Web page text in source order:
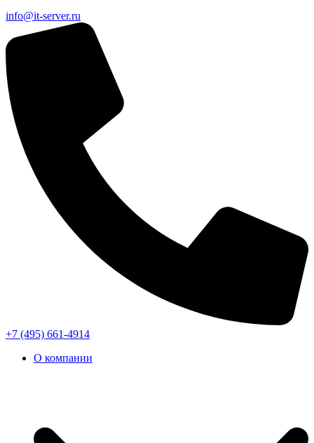
info@it-server.ru
+7 (495) 661-4914
О компании